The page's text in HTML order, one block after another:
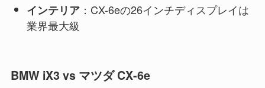
インテリア：CX-6eの26インチディスプレイは
業界最大級
BMW iX3 vs マツダ CX-6e